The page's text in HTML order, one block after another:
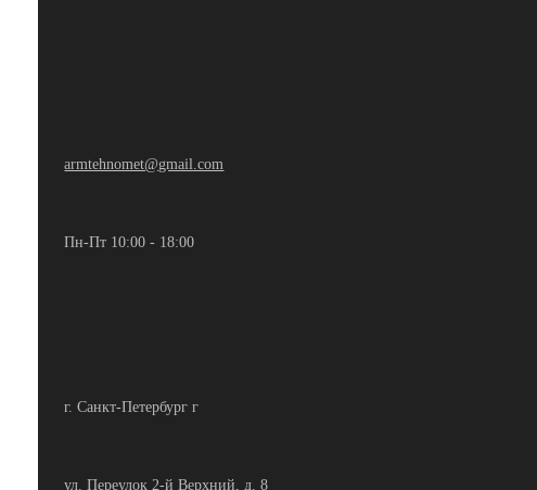
armtehnomet@gmail.com
Пн-Пт 10:00 - 18:00
г. Санкт-Петербург г
ул. Переулок 2-й Верхний, д. 8